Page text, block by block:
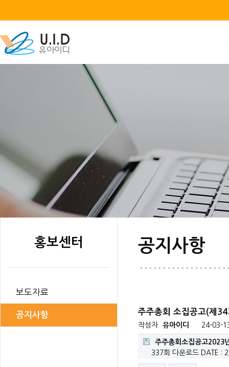
홍보센터
보도자료
공지사항
공지사항
주주총회 소집공고(제
작성자 유아이디 24-03-
주주총회소집공고2023
337회 다운로드
DATE :